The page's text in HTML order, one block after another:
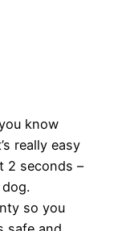
know
really easy
2 seconds –
so you